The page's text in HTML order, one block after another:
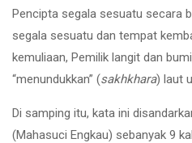
Pencipta segala sesuatu secara
segala sesuatu dan tempat
kemuliaan, Pemilik langit dan
“menundukkan” (sakhkhara) laut
Di samping itu, kata ini
(Mahasuci Engkau) sebanyak 9